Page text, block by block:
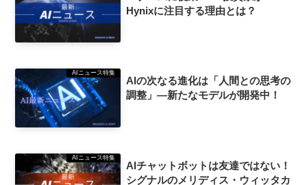
Hynixに注目する理由とは？
AIニュース特集
AIの次なる進化は「人間との思考の
調整」—新たなモデルが開発中！
AIニュース特集
AIチャットボットは友達ではない！
シグナルのメリディス・ウィッタカ